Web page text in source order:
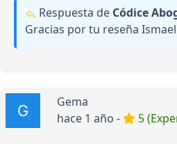
Respuesta de Códice
Gracias por tu reseña Ismael
Gema
hace 1 año -
5